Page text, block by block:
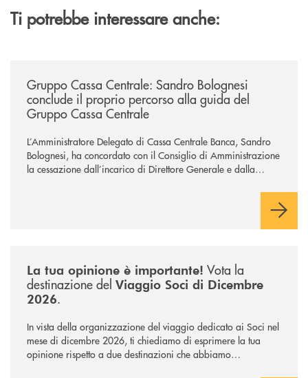
Ti potrebbe interessare anche:
Gruppo Cassa Centrale: Sandro Bolognesi
conclude il proprio percorso alla guida del
Gruppo Cassa Centrale
L’Amministratore Delegato di Cassa Centrale Banca, Sandro
Bolognesi, ha concordato con il Consiglio di Amministrazione
la cessazione dall’incarico di Direttore Generale e dalla
Il Gruppo, sotto la guida dell’Amministratore Delegato, e con
La tua opinione è importante! Vota la
destinazione del Viaggio Soci di Dicembre
2026.
In vista della organizzazione del viaggio dedicato ai Soci nel
mese di dicembre 2026, ti chiediamo di esprimere la tua
opinione rispetto a due destinazioni che abbiamo